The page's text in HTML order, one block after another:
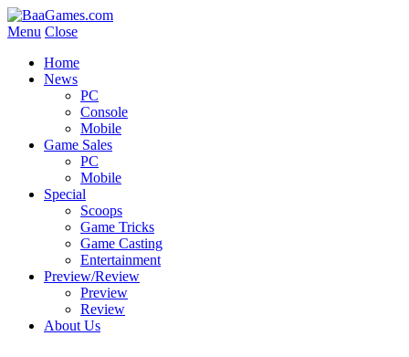
Menu Close
Home
News
PC
Console
Mobile
Game Sales
PC
Mobile
Special
Scoops
Game Tricks
Game Casting
Entertainment
Preview/Review
Preview
Review
About Us